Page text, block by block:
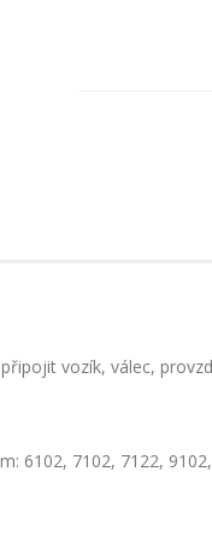
připojit vozík, válec,
6102, 7102, 7122,